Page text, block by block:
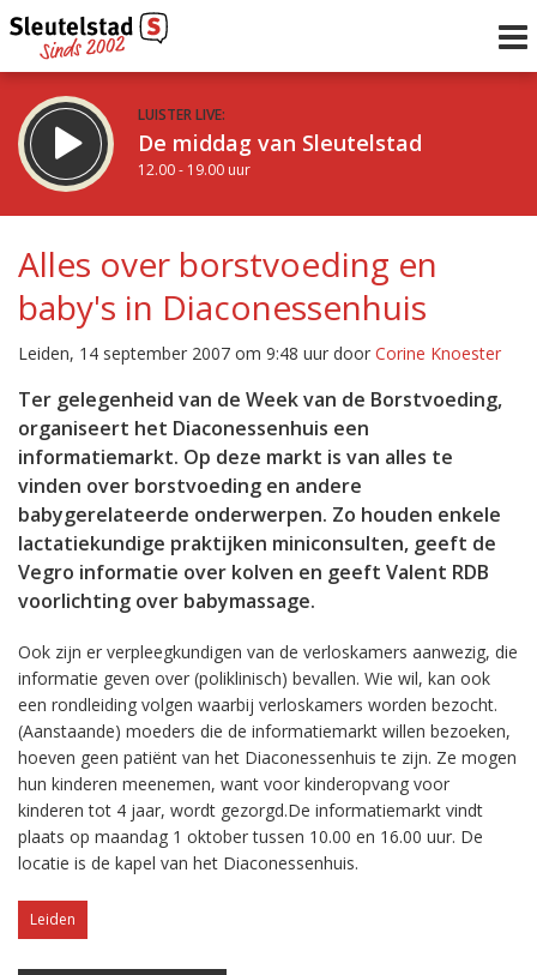
LUISTER LIVE:
De middag van Sleutelstad
12.00 - 19.00 uur
De avond van Sleutelstad
19.00 - 22.00 uur
Vorig uur
uur 1 van 0
Inklappen
Alles over borstvoeding en
baby's in Diaconessenhuis
Leiden, 14 september 2007 om 9:48 uur door Corine Knoester
Ter gelegenheid van de Week van de Borstvoeding,
organiseert het Diaconessenhuis een
informatiemarkt. Op deze markt is van alles te
vinden over borstvoeding en andere
babygerelateerde onderwerpen. Zo houden enkele
lactatiekundige praktijken miniconsulten, geeft de
Vegro informatie over kolven en geeft Valent RDB
voorlichting over babymassage.
Ook zijn er verpleegkundigen van de verloskamers aanwezig, die
informatie geven over (poliklinisch) bevallen. Wie wil, kan ook
een rondleiding volgen waarbij verloskamers worden bezocht.
(Aanstaande) moeders die de informatiemarkt willen bezoeken,
hoeven geen patiënt van het Diaconessenhuis te zijn. Ze mogen
hun kinderen meenemen, want voor kinderopvang voor
kinderen tot 4 jaar, wordt gezorgd.De informatiemarkt vindt
plaats op maandag 1 oktober tussen 10.00 en 16.00 uur. De
locatie is de kapel van het Diaconessenhuis.
Leiden